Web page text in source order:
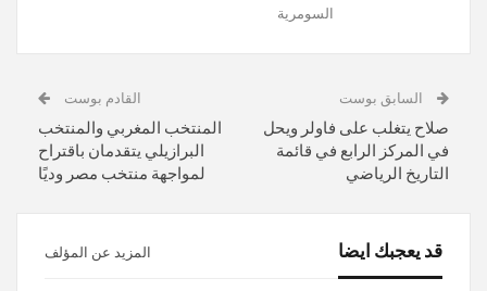
السومرية
السابق بوست
صلاح يتغلب على فاولر ويحل
في المركز الرابع في قائمة
التاريخ الرياضي
القادم بوست
المنتخب المغربي والمنتخب
البرازيلي يتقدمان باقتراح
لمواجهة منتخب مصر وديًا
قد يعجبك ايضا المزيد عن المؤلف